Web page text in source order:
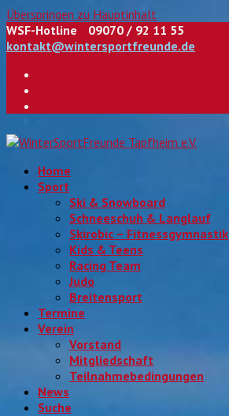
Überspringen zu Hauptinhalt
WSF-Hotline
09070 / 92 11 55
kontakt@wintersportfreunde.de
Home
Sport
Ski & Snowboard
Schneeschuh & Langlauf
Skirobic – Fitnessgymnastik
Kids & Teens
Racing Team
Judo
Breitensport
Termine
Verein
Vorstand
Mitgliedschaft
Teilnahmebedingungen
News
Suche